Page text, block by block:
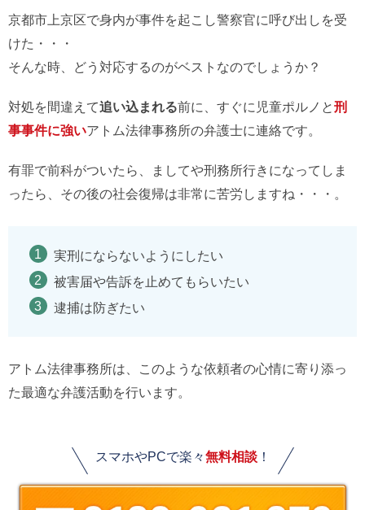
京都市上京区で身内が事件を起こし警察官に呼び出しを受
けた・・・
そんな時、どう対応するのがベストなのでしょうか？
対処を間違えて追い込まれる前に、すぐに児童ポルノと刑
事事件に強いアトム法律事務所の弁護士に連絡です。
有罪で前科がついたら、ましてや刑務所行きになってしま
ったら、その後の社会復帰は非常に苦労しますね・・・。
実刑にならないようにしたい
被害届や告訴を止めてもらいたい
逮捕は防ぎたい
アトム法律事務所は、このような依頼者の心情に寄り添っ
た最適な弁護活動を行います。
スマホやPCで楽々無料相談！